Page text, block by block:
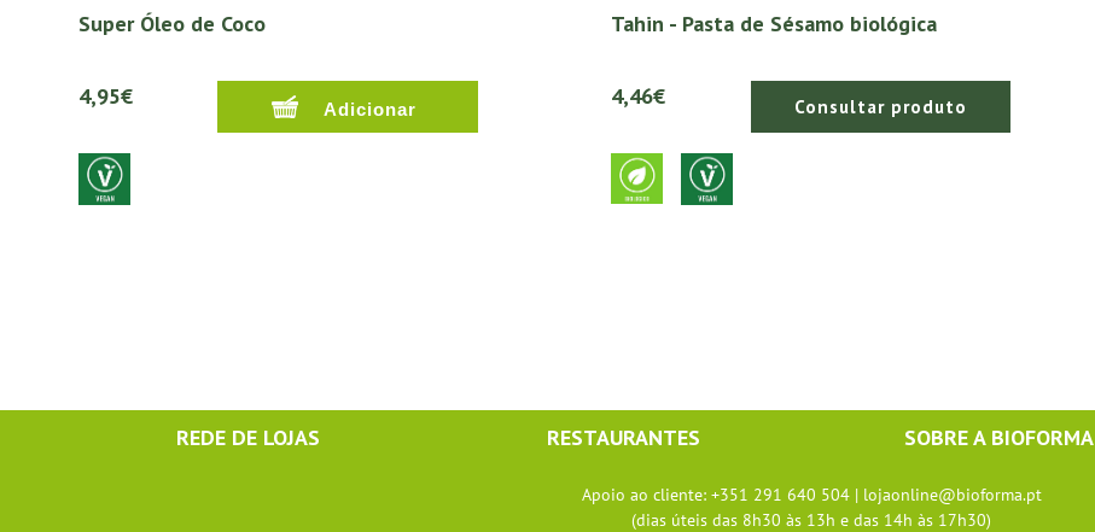
Super Óleo de Coco
4,95€
Tahin - Pasta de Sésamo biológica
4,46€ Consultar produto
REDE DE LOJAS RESTAURANTES SOBRE A BIOFORMA
Apoio ao cliente: +351 291 640 504 | lojaonline@bioforma.pt
(dias úteis das 8h30 às 13h e das 14h às 17h30)